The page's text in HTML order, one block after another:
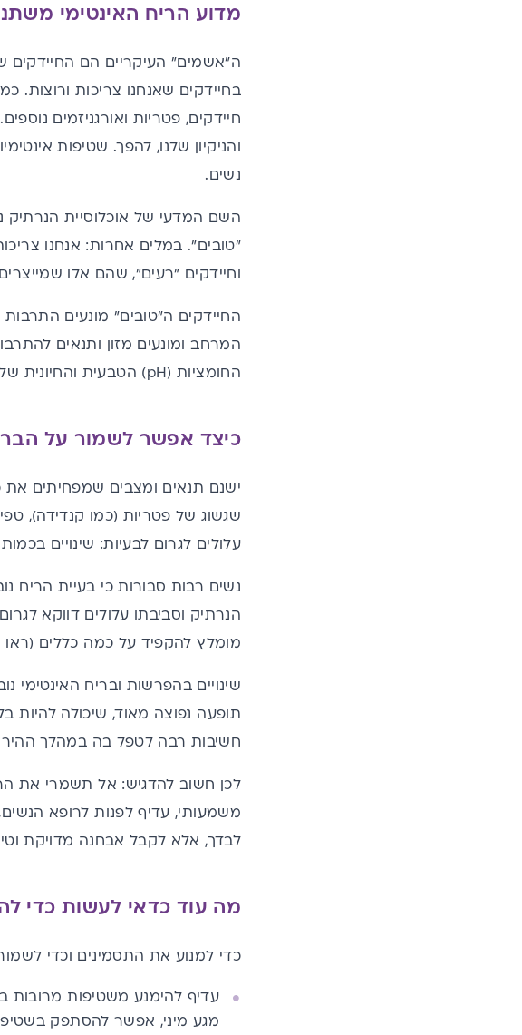
מדוע הריח האינטימי
ה"אשמים" העיקריים הם החיידקים
בחיידקים שאנחנו צריכות ורוצות.
והניקיון שלנו, להפך. שטיפות
נשים.
השם המדעי של אוכלוסיית
"טובים". במלים אחרות: אנחנו
וחיידקים "רעים", שהם אלו
החיידקים ה"טובים" מונעים
המרחב ומונעים מזון ותנאים
החומציות (pH) הטבעית והחיונית של הנרתיק.
כיצד אפשר לשמור על
ישנם תנאים ומצבים שמפחיתים את
שגשוג של פטריות (כמו קנדידה),
עלולים לגרום לבעיות: שינויים
נשים רבות סבורות כי בעיית הריח
הנרתיק וסביבתו עלולים דווקא
מומלץ להקפיד על כמה כללים
שינויים בהפרשות ובריח האינטימי
תופעה נפוצה מאוד, שיכולה להיות
חשיבות רבה לטפל בה במהלך
לכן חשוב להדגיש: אל תשמרי את
משמעותי, עדיף לפנות לרופא
לבדך, אלא לקבל אבחנה מדויקת
מה עוד כדאי לעשות כדי
כדי למנוע את התסמינים וכדי
עדיף להימנע משטיפות מרובות
מגע מיני, אפשר להסתפק